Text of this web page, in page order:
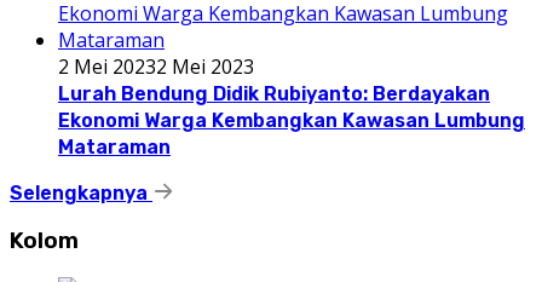
2 Mei 20232 Mei 2023
Lurah Bendung Didik Rubiyanto: Berdayakan
Ekonomi Warga Kembangkan Kawasan Lumbung
Mataraman
Selengkapnya
Kolom